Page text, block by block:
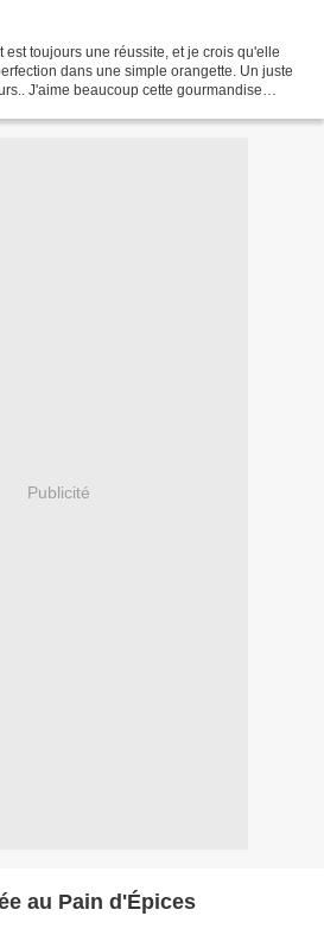
toujours une réussite, et je crois qu'elle
dans une simple orangette. Un juste
J'aime beaucoup cette gourmandise
Publicité
au Pain d'Épices